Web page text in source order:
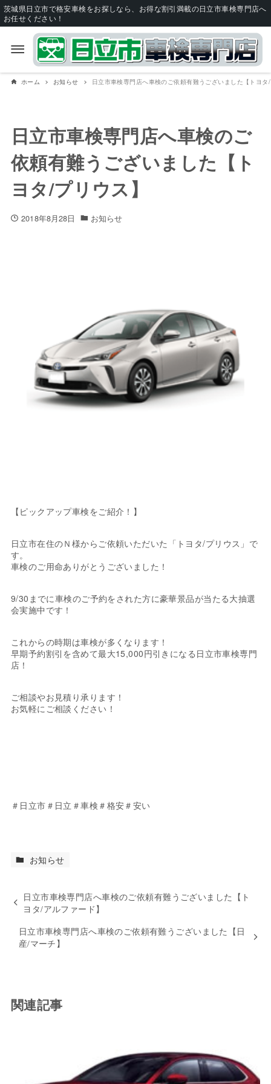
茨城県日立市で格安車検をお探しなら、お得な割引満載の日立市車検専門店へ
お任せください！
ホーム お知らせ 日立市車検専門店へ車検のご依頼有難うございました【トヨタ
日立市車検専門店へ車検のご
依頼有難うございました【ト
ヨタ/プリウス】
2018年8月28日 お知らせ
【ピックアップ車検をご紹介！】
日立市在住のＮ様からご依頼いただいた「トヨタ/プリウス」で
す。
車検のご用命ありがとうございました！
9/30までに車検のご予約をされた方に豪華景品が当たる大抽選
会実施中です！
これからの時期は車検が多くなります！
早期予約割引を含めて最大15,000円引きになる日立市車検専門
店！
ご相談やお見積り承ります！
お気軽にご相談ください！
＃日立市＃日立＃車検＃格安＃安い
お知らせ
日立市車検専門店へ車検のご依頼有難うございました【ト
ヨタ/アルファード】
日立市車検専門店へ車検のご依頼有難うございました【日
産/マーチ】
関連記事